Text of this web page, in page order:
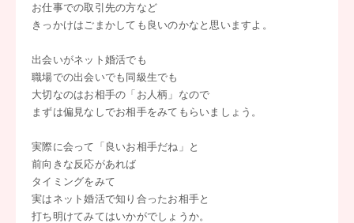
お仕事での取引先の方など
きっかけはごまかしても良いのかなと思いますよ。
出会いがネット婚活でも
職場での出会いでも同級生でも
大切なのはお相手の「お人柄」なので
まずは偏見なしでお相手をみてもらいましょう。
実際に会って「良いお相手だね」と
前向きな反応があれば
タイミングをみて
実はネット婚活で知り合ったお相手と
打ち明けてみてはいかがでしょうか。